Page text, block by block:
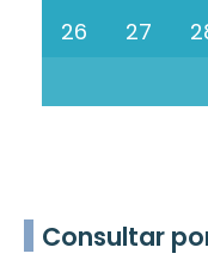
26
27
Consultar